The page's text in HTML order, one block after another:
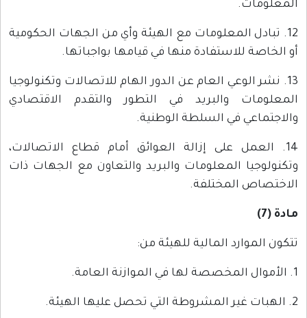
المعلومات.
12. تبادل المعلومات مع الهيئة وأي من الجهات الحكومية
أو الخاصة للاستفادة منها في قيامها بواجباتها.
13. نشر الوعي العام عن الدور الهام للاتصالات وتكنولوجيا
المعلومات والبريد في التطور والتقدم الاقتصادي
والاجتماعي في السلطة الوطنية.
14. العمل على إزالة العوائق أمام قطاع الاتصالات،
وتكنولوجيا المعلومات والبريد والتعاون مع الجهات ذات
الاختصاص المختلفة.
مادة (7)
تتكون الموارد المالية للهيئة من:
1. الأموال المخصصة لها في الموازنة العامة.
2. الهبات غير المشروطة التي تحصل عليها الهيئة.